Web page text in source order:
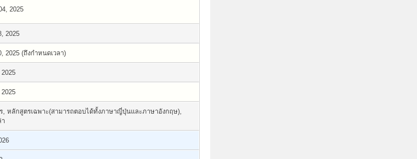
2025
2025
2025 (ถึงกำหนดเวลา)
ร, หลักสูตรเฉพาะ(สามารถตอบได้ทั้งภาษาญี่ปุ่นและภาษาอังกฤษ),